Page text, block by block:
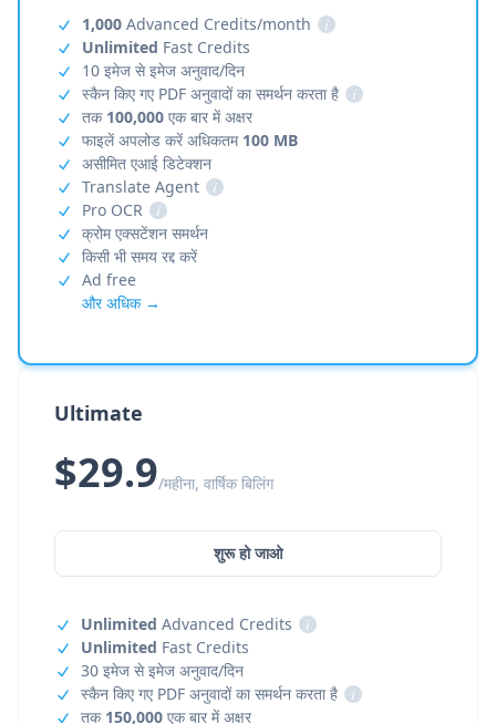
1,000 Advanced Credits/month
i
Unlimited Fast Credits
10 इमेज से इमेज अनुवाद/दिन
स्कैन किए गए PDF अनुवादों का समर्थन करता है
i
तक 100,000 एक बार में अक्षर
फाइलें अपलोड करें अधिकतम 100 MB
असीमित एआई डिटेक्शन
Translate Agent
i
Pro OCR
i
क्रोम एक्सटेंशन समर्थन
किसी भी समय रद्द करें
Ad free
और अधिक →
Ultimate
$29.9/महीना, वार्षिक बिलिंग
शुरू हो जाओ
Unlimited Advanced Credits
i
Unlimited Fast Credits
30 इमेज से इमेज अनुवाद/दिन
स्कैन किए गए PDF अनुवादों का समर्थन करता है
i
तक 150,000 एक बार में अक्षर